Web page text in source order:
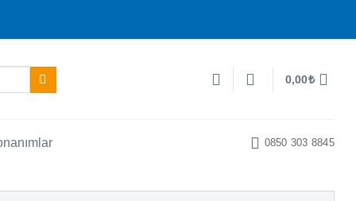
0,00₺
0850 303 8845